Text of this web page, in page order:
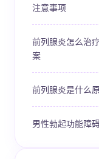
注意事项
前列腺炎怎么治
案
前列腺炎是什么
男性勃起功能障